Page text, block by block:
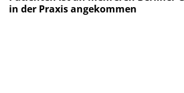
in der Praxis angekommen